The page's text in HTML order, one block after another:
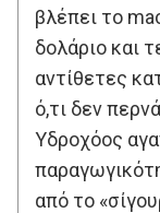
βλέπει το
δολάριο και
αντίθετες
ό,τι δεν
Υδροχόος
από το